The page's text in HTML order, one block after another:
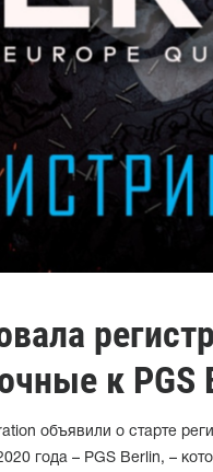
к PGS
объявили о старте
года – PGS Berlin, –